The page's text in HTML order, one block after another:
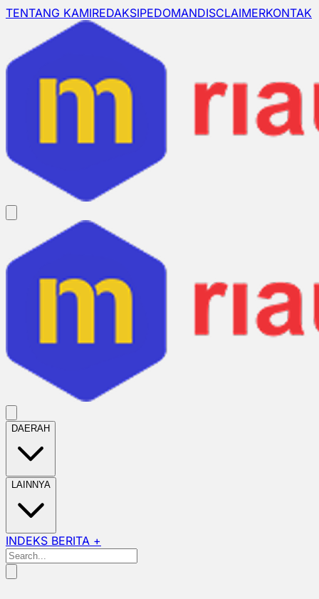
TENTANG KAMIREDAKSIPEDOMANDISCLAIMERKONTAK
DAERAH
LAINNYA
INDEKS BERITA +